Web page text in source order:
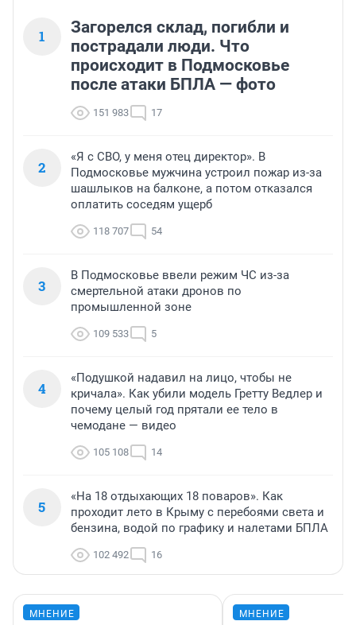
1
Загорелся склад, погибли и
пострадали люди. Что
происходит в Подмосковье
после атаки БПЛА — фото
151 983 17
2
«Я с СВО, у меня отец директор». В
Подмосковье мужчина устроил пожар из-за
шашлыков на балконе, а потом отказался
оплатить соседям ущерб
118 707 54
3
В Подмосковье ввели режим ЧС из-за
смертельной атаки дронов по
промышленной зоне
109 533 5
4
«Подушкой надавил на лицо, чтобы не
кричала». Как убили модель Гретту Ведлер и
почему целый год прятали ее тело в
чемодане — видео
105 108 14
5
«На 18 отдыхающих 18 поваров». Как
проходит лето в Крыму с перебоями света и
бензина, водой по графику и налетами БПЛА
102 492 16
МНЕНИЕ МНЕНИЕ